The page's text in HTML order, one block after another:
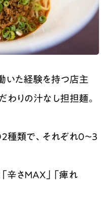
いた経験を持つ店主
わりの汁なし担担麺。
２種類で、それぞれ0〜3
辛さMAX」「痺れ